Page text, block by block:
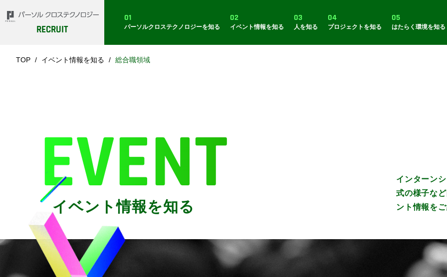
RECRUIT
01
パーソルクロステクノロジーを知る
02
イベント情報を知る
03
人を知る
04
プロジェクトを知る
05
はたらく環境を知る
TOP イベント情報を知る 総合職領域
EVENT
イベント情報を知る
インターン
式の様子な
ント情報を